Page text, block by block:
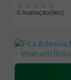
0 Avaliação(ões)